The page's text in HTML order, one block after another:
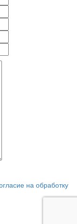
на обработку